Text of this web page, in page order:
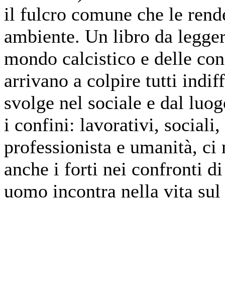
il fulcro comune che le
ambiente. Un libro da
mondo calcistico e delle
arrivano a colpire tutti
svolge nel sociale e dal
i confini: lavorativi, sociali,
professionista e umanità,
anche i forti nei confronti
uomo incontra nella vita